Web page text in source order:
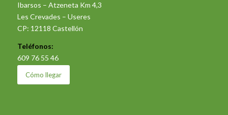
Ibarsos – Atzeneta Km 4,3
Les Crevades – Useres
CP: 12118 Castellón
Teléfonos:
609 76 55 46
Cómo llegar